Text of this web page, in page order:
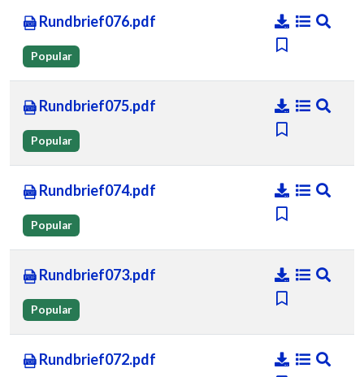
Rundbrief076.pdf
Popular
Rundbrief075.pdf
Popular
Rundbrief074.pdf
Popular
Rundbrief073.pdf
Popular
Rundbrief072.pdf